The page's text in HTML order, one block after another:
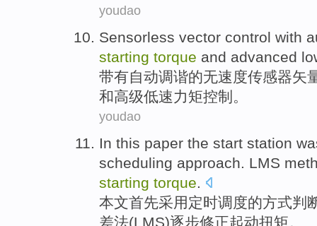
youdao
Sensorless vector control with
starting torque and advanced
带有自动调谐的无速度传感器矢
和高级低速力矩控制。
youdao
In this paper the start station
scheduling approach. LMS
starting torque.
本文首先采用定时调度的方式判
差法(LMS)逐步修正起动扭矩。